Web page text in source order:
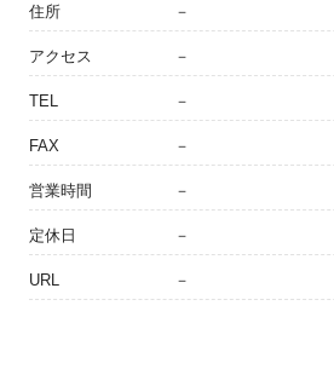
住所 －
アクセス －
TEL －
FAX －
営業時間 －
定休日 －
URL －